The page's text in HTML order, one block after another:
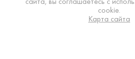
cookie.
Карта сайта